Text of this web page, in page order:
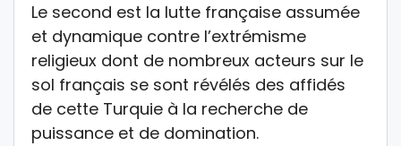
Le second est la lutte française assumée
et dynamique contre l’extrémisme
religieux dont de nombreux acteurs sur le
sol français se sont révélés des affidés
de cette Turquie à la recherche de
puissance et de domination.